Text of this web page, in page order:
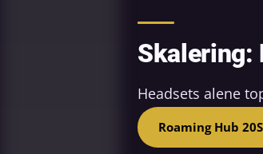
Skalering:
Headsets alene
Roaming Hub 20S